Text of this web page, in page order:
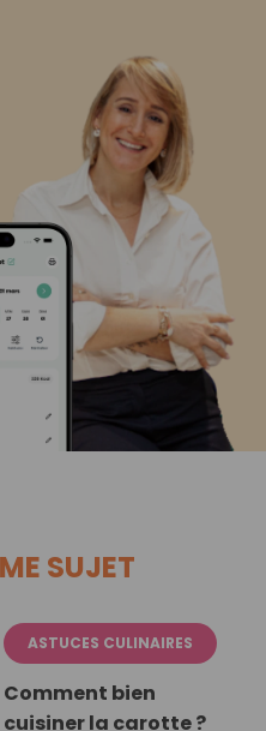
SUJET
ASTUCES CULINAIRES
Comment bien
cuisiner la carotte ?